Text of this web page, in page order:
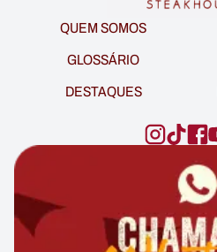
QUEM SOMOS
GLOSSÁRIO
DESTAQUES